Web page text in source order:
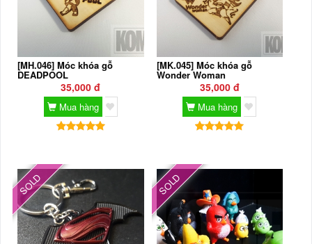
[MH.046] Móc khóa gỗ
DEADPOOL
35,000 đ
Mua hàng
[MK.045] Móc khóa gỗ
Wonder Woman
35,000 đ
Mua hàng
SOLD SOLD